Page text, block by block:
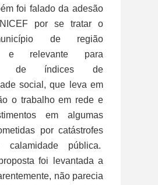
foi falado da adesão
por se tratar o
de região
e relevante para
de índices de
social, que leva em
o trabalho em rede e
em algumas
por catástrofes
calamidade pública.
foi levantada a
não parecia